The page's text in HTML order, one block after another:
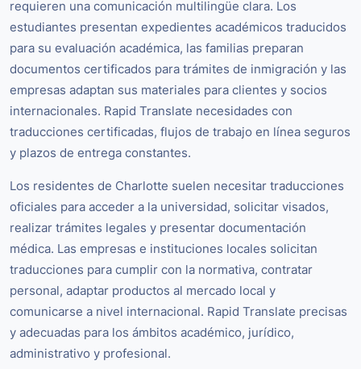
requieren una comunicación multilingüe clara. Los
estudiantes presentan expedientes académicos traducidos
para su evaluación académica, las familias preparan
documentos certificados para trámites de inmigración y las
empresas adaptan sus materiales para clientes y socios
internacionales. Rapid Translate necesidades con
traducciones certificadas, flujos de trabajo en línea seguros
y plazos de entrega constantes.
Los residentes de Charlotte suelen necesitar traducciones
oficiales para acceder a la universidad, solicitar visados,
realizar trámites legales y presentar documentación
médica. Las empresas e instituciones locales solicitan
traducciones para cumplir con la normativa, contratar
personal, adaptar productos al mercado local y
comunicarse a nivel internacional. Rapid Translate precisas
y adecuadas para los ámbitos académico, jurídico,
administrativo y profesional.